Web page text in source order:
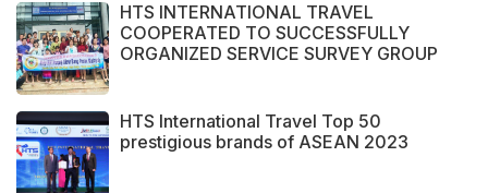
HTS INTERNATIONAL TRAVEL
COOPERATED TO SUCCESSFULLY
ORGANIZED SERVICE SURVEY GROUP
HTS International Travel Top 50
prestigious brands of ASEAN 2023